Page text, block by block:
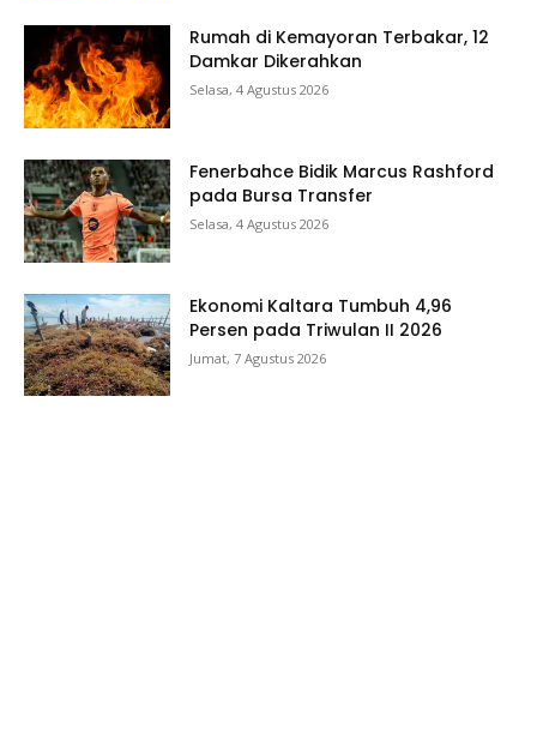
Rumah di Kemayoran Terbakar, 12
Damkar Dikerahkan
Selasa, 4 Agustus 2026
Fenerbahce Bidik Marcus Rashford
pada Bursa Transfer
Selasa, 4 Agustus 2026
Ekonomi Kaltara Tumbuh 4,96
Persen pada Triwulan II 2026
Jumat, 7 Agustus 2026